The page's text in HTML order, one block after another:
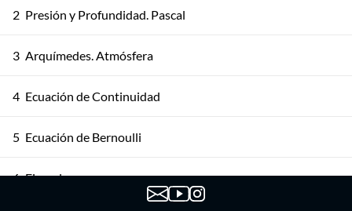
2 Presión y Profundidad. Pascal
3 Arquímedes. Atmósfera
4 Ecuación de Continuidad
5 Ecuación de Bernoulli
6 Ejemplos